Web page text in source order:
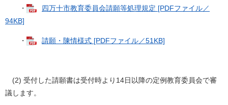
・
四万十市教育委員会請願等処理規定 [PDFファイル／
94KB]
・ 請願・陳情様式 [PDFファイル／51KB]
(2) 受付した請願書は受付時より14日以降の定例教育委員会で審
議します。